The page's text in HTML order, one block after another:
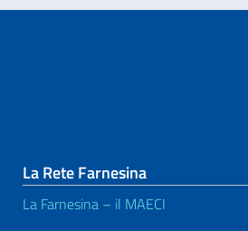
La Rete Farnesina
La Farnesina – il MAECI